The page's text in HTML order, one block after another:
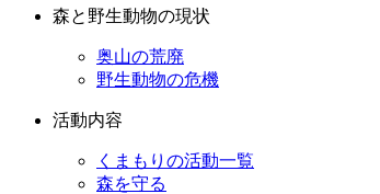
森と野生動物の現状
奥山の荒廃
野生動物の危機
活動内容
くまもりの活動一覧
森を守る